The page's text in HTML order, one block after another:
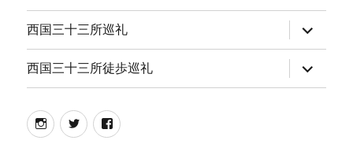
ー
を
展
開
西国三十三所巡礼
ブ
メ
ニ
ュ
ー
西国三十三所徒歩巡礼
ブ
メ
instagram
twitterfacebook